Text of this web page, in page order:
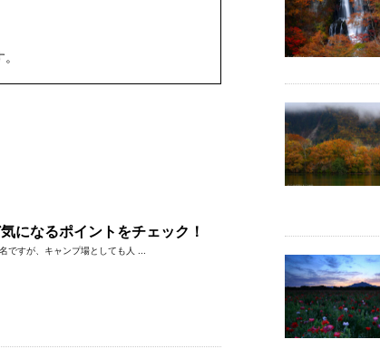
になるポイントをチェック！
ですが、キャンプ場としても人 ...